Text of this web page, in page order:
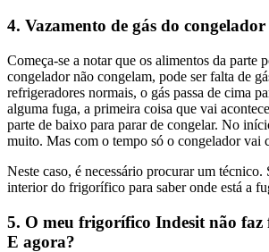
4. Vazamento de gás do congelador
Começa-se a notar que os alimentos da parte
congelador não congelam, pode ser falta de
refrigeradores normais, o gás passa de cima
alguma fuga, a primeira coisa que vai
parte de baixo para parar de congelar. No
muito. Mas com o tempo só o congelador vai
Neste caso, é necessário procurar um
interior do frigorífico para saber onde está a
5. O meu frigorífico Indesit não faz
E agora?